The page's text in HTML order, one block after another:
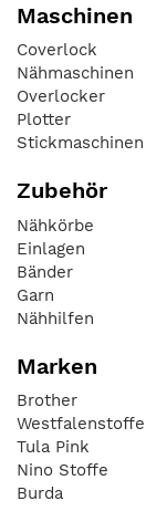
Maschinen
Coverlock
Nähmaschinen
Overlocker
Plotter
Stickmaschinen
Zubehör
Nähkörbe
Einlagen
Bänder
Garn
Nähhilfen
Marken
Brother
Westfalenstoffe
Tula Pink
Nino Stoffe
Burda